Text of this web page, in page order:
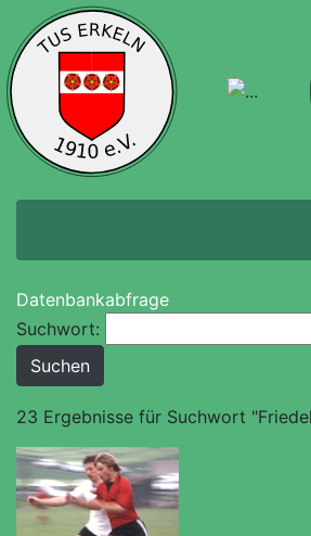
Datenbankabfrage
Suchwort:
23 Ergebnisse für Suchwort